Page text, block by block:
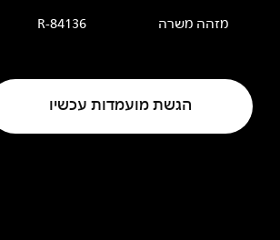
מזהה משרה R-84136
הגשת מועמדות עכשיו